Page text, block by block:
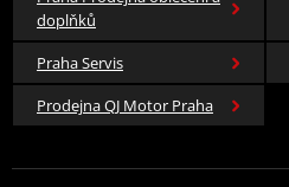
doplňků
Praha Servis
Prodejna QJ Motor Praha